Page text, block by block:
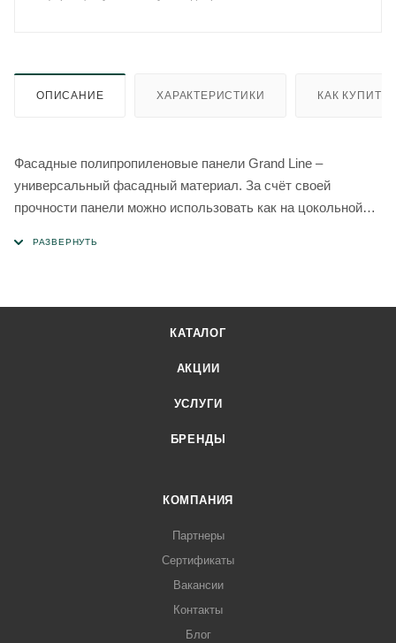
ОПИСАНИЕ ХАРАКТЕРИСТИКИ КАК КУПИТЬ
Фасадные полипропиленовые панели Grand Line –
универсальный фасадный материал. За счёт своей
прочности панели можно использовать как на цокольной
КАТАЛОГ
АКЦИИ
УСЛУГИ
БРЕНДЫ
КОМПАНИЯ
Партнеры
Сертификаты
Вакансии
Контакты
Блог